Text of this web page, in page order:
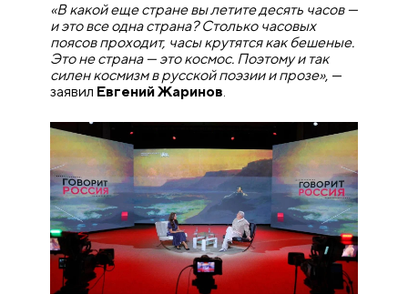
«В какой еще стране вы летите десять часов —
и это все одна страна? Столько часовых
поясов проходит, часы крутятся как бешеные.
Это не страна — это космос. Поэтому и так
силен космизм в русской поэзии и прозе», —
заявил Евгений Жаринов.